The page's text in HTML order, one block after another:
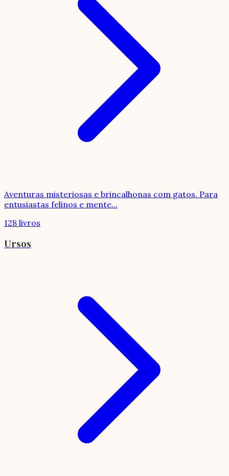
Aventuras misteriosas e brincalhonas com gatos. Para
entusiastas felinos e mente...
128 livros
Ursos